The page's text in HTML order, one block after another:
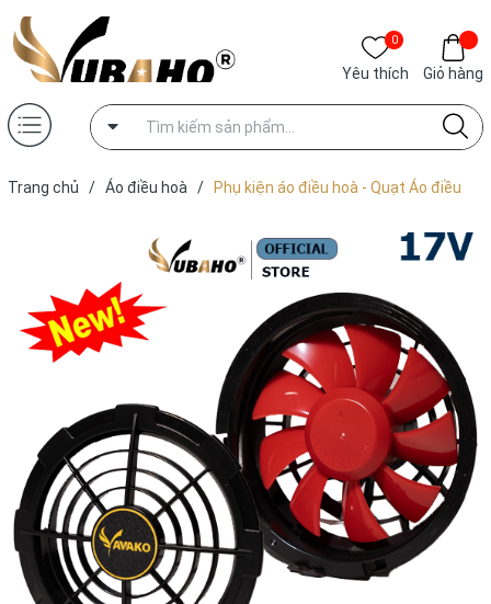
0
Yêu thích Giỏ hàng
Trang chủ / Áo điều hoà /
Phụ kiện áo điều hoà - Quạt Áo điều